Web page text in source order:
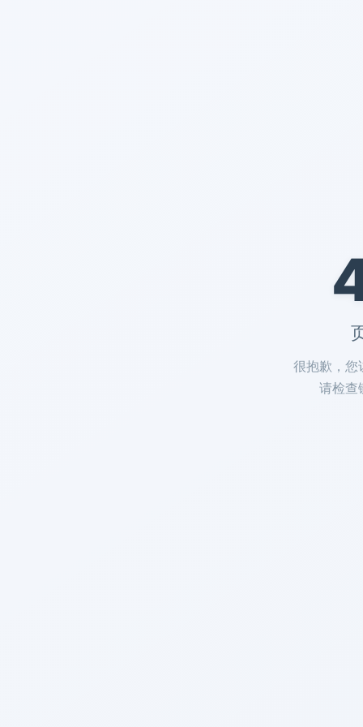
很抱歉，您
请检查